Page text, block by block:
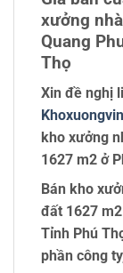
xưởng
Quang
Thọ
Xin đề nghị
kho xưởng
1627 m2 ở
Bán kho
đất 1627
Tỉnh Phú
phần công